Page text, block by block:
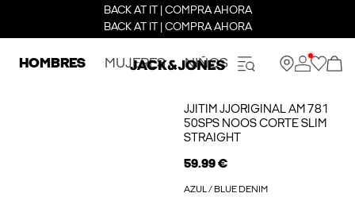
BACK AT IT | COMPRA AHORA
BACK AT IT | COMPRA AHORA
HOMBRES MUJERES NIÑOS
JJITIM JJORIGINAL AM 781
50SPS NOOS CORTE SLIM
STRAIGHT
59.99 €
AZUL / BLUE DENIM